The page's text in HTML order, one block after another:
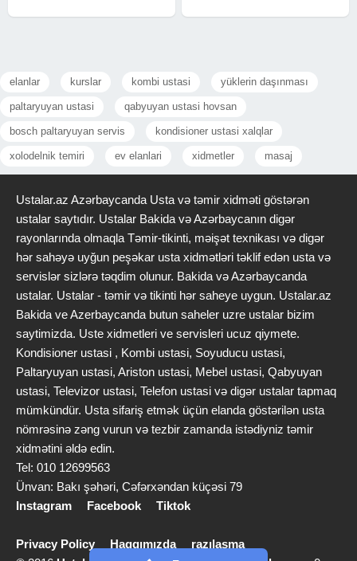
elanlar kurslar kombi ustasi yüklerin daşınması
paltaryuyan ustasi qabyuyan ustasi hovsan
bosch paltaryuyan servis kondisioner ustasi xalqlar
xolodelnik temiri ev elanlari xidmetler masaj
Ustalar.az Azərbaycanda Usta və təmir xidməti göstərən
ustalar saytıdır. Ustalar Bakida və Azərbaycanın digər
rayonlarında olmaqla Təmir-tikinti, məişət texnikası və digər
hər sahəyə uyğun peşəkar usta xidmətləri təklif edən usta və
servislər sizlərə təqdim olunur. Bakida və Azərbaycanda
ustalar. Ustalar - təmir və tikinti hər saheye uygun. Ustalar.az
Bakida ve Azerbaycanda butun saheler uzre ustalar bizim
saytimizda. Uste xidmetleri ve servisleri ucuz qiymete.
Kondisioner ustasi , Kombi ustasi, Soyuducu ustasi,
Paltaryuyan ustasi, Ariston ustasi, Mebel ustasi, Qabyuyan
ustasi, Televizor ustasi, Telefon ustasi və digər ustalar tapmaq
mümkündür. Usta sifariş etmək üçün elanda göstərilən usta
nömrəsinə zəng vurun və tezbir zamanda istədiyniz təmir
xidmətini əldə edin.
Tel: 010 12699563
Ünvan: Bakı şəhəri, Cəfərxəndan küçəsi 79
Instagram
Facebook Tiktok
Privacy Policy Haqqımızda
razılaşma